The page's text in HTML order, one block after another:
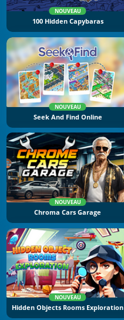
NOUVEAU
100 Hidden Capybaras
NOUVEAU
Seek And Find Online
NOUVEAU
Chroma Cars Garage
NOUVEAU
Hidden Objects Rooms Exploration